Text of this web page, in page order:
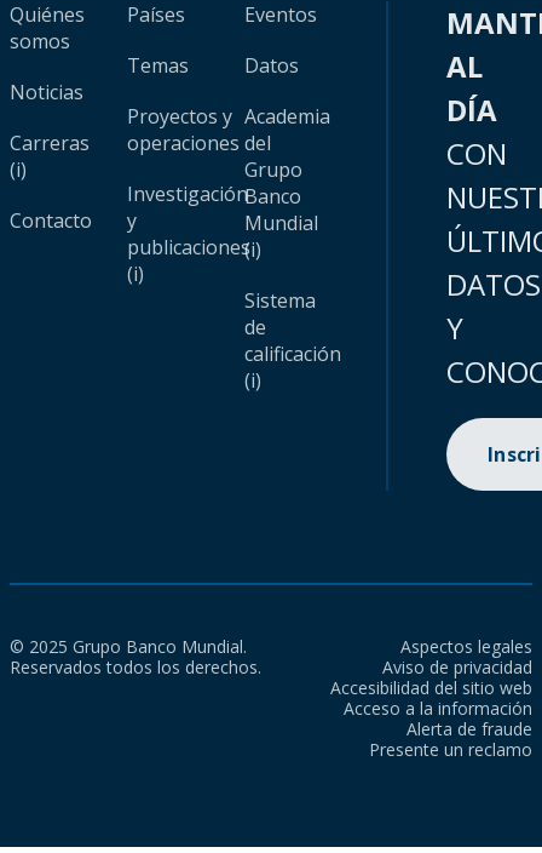
Quiénes
somos
Noticias
Carreras
(i)
Contacto
Países
Temas
Proyectos y
operaciones
Investigación
y
publicaciones
(i)
Eventos
Datos
Academia
del
Grupo
Banco
Mundial
(i)
Sistema
de
calificación
(i)
AL
DÍA
CON
DATOS
Y
© 2025 Grupo Banco Mundial.
Reservados todos los derechos.
Aspectos legales
Aviso de privacidad
Accesibilidad del sitio web
Acceso a la información
Alerta de fraude
Presente un reclamo